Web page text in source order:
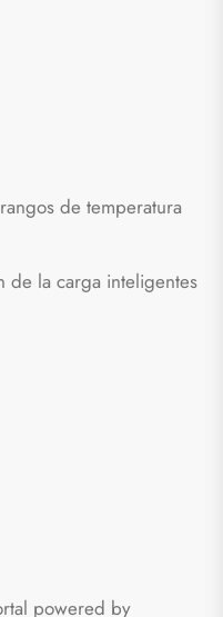
de temperatura
de la carga inteligentes
powered by